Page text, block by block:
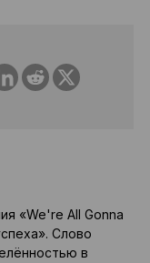
«We're All Gonna
Слово
в